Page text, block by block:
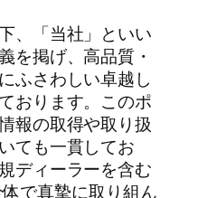
、「当社」といい
を掲げ、高品質・
ふさわしい卓越し
おります。このポ
報の取得や取り扱
ても一貫してお
ディーラーを含む
で真摯に取り組ん